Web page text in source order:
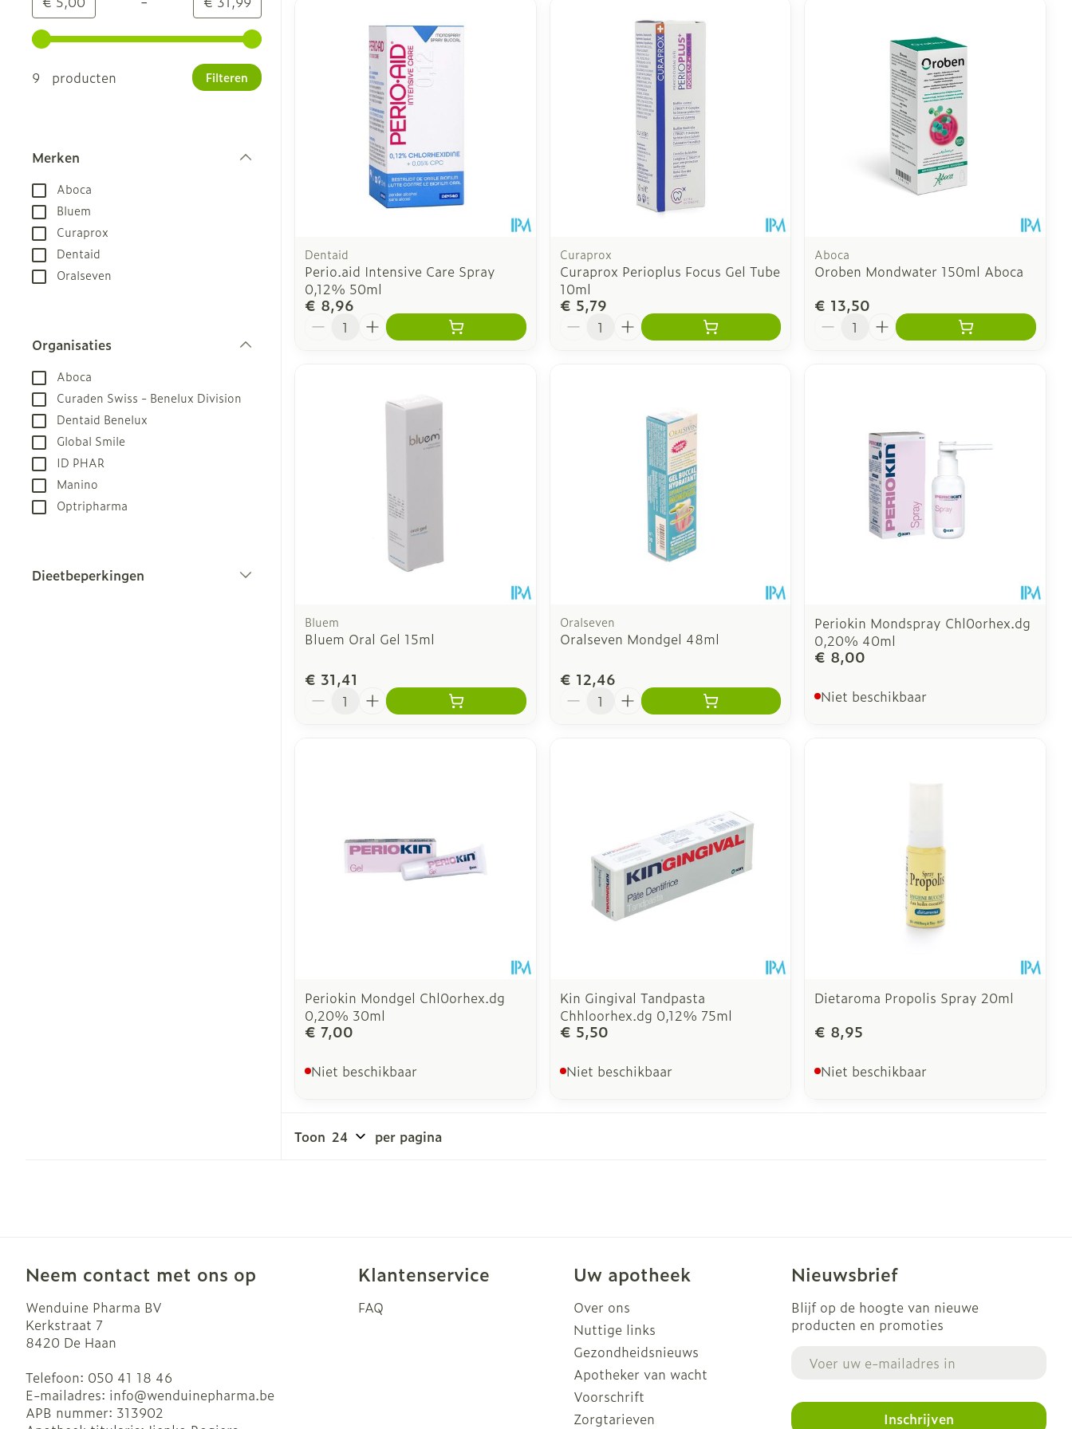
Gebruik de pijltjestoetsen links en rechts om de minimale en maximale prijswaarden aan te passen.
9 producten
Filteren
Merken
Aboca
Bluem
Curaprox
Dentaid
Oralseven
Organisaties
Aboca
Curaden Swiss - Benelux Division
Dentaid Benelux
Global Smile
ID PHAR
Manino
Optripharma
Dieetbeperkingen
Dentaid
Perio.aid Intensive Care Spray
0,12% 50ml
€ 8,96
Aantal
Curaprox
Curaprox Perioplus Focus Gel Tube
10ml
€ 5,79
Aantal
Aboca
Oroben Mondwater 150ml Aboca
€ 13,50
Aantal
Bluem
Bluem Oral Gel 15ml
€ 31,41
Aantal
Oralseven
Oralseven Mondgel 48ml
€ 12,46
Aantal
Periokin Mondspray Chl0orhex.dg
0,20% 40ml
€ 8,00
Niet beschikbaar
Periokin Mondgel Chl0orhex.dg
0,20% 30ml
€ 7,00
Niet beschikbaar
Kin Gingival Tandpasta
Chhloorhex.dg 0,12% 75ml
€ 5,50
Niet beschikbaar
Dietaroma Propolis Spray 20ml
€ 8,95
Niet beschikbaar
Toon per pagina
Neem contact met ons op
Wenduine Pharma BV
Kerkstraat 7
8420 De Haan
Telefoon: 050 41 18 46
E-mailadres: info@wenduinepharma.be
APB nummer: 313902
Klantenservice
FAQ
Uw apotheek
Over ons
Nuttige links
Gezondheidsnieuws
Apotheker van wacht
Voorschrift
Zorgtarieven
Nieuwsbrief
Blijf op de hoogte van nieuwe
producten en promoties
Inschrijven